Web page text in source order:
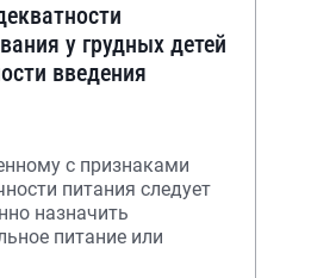
у грудных детей
введения
с признаками
питания следует
назначить
питание или